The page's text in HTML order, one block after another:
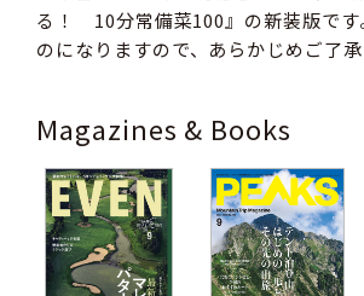
る！ 10分常備菜100』の新装版です
のになりますので、あらかじめご了承
Magazines & Books